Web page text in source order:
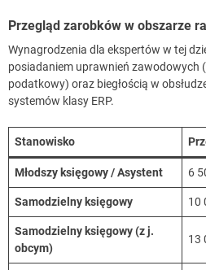
Przegląd zarobków w obszarze
Wynagrodzenia dla ekspertów w tej
posiadaniem uprawnień zawodowych
podatkowy) oraz biegłością w
systemów klasy ERP.
Stanowisko
Młodszy księgowy / Asystent 6
Samodzielny księgowy 10
Samodzielny księgowy (z j.
obcym)
13